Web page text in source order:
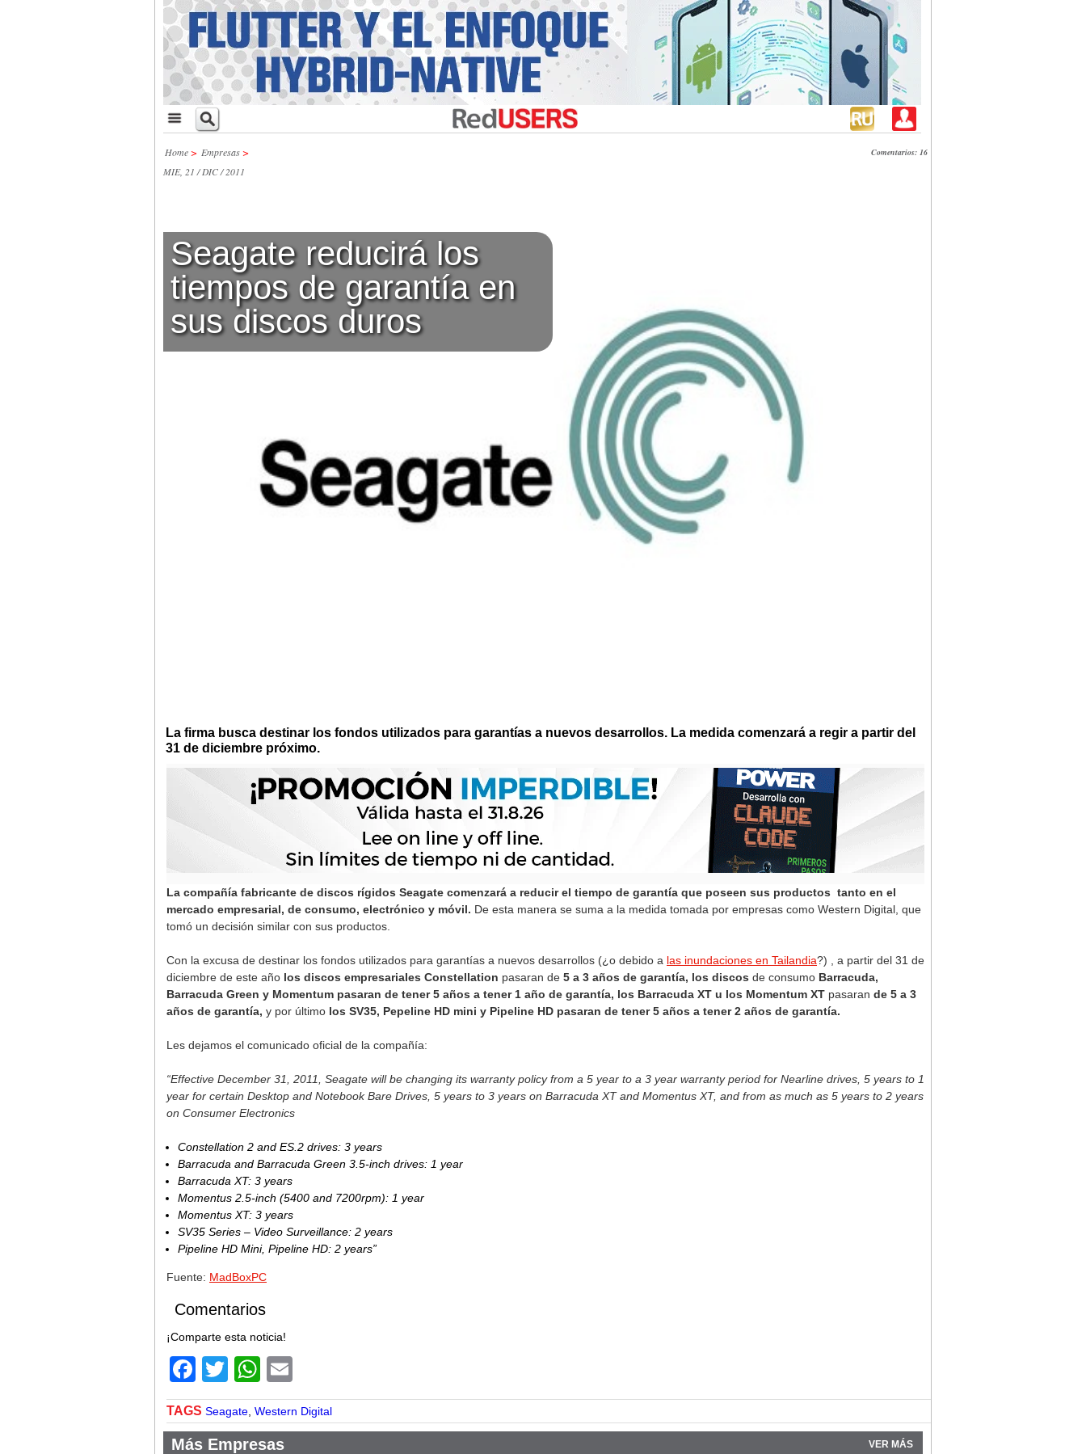
Home> Empresas> Comentarios: 16
MIE, 21 / DIC / 2011
Seagate reducirá los
tiempos de garantía en
sus discos duros
La firma busca destinar los fondos utilizados para garantías a nuevos desarrollos. La medida comenzará a regir a partir del
31 de diciembre próximo.
La compañía fabricante de discos rígidos Seagate comenzará a reducir el tiempo de garantía que poseen sus productos tanto en el
mercado empresarial, de consumo, electrónico y móvil. De esta manera se suma a la medida tomada por empresas como Western Digital, que
tomó un decisión similar con sus productos.
Con la excusa de destinar los fondos utilizados para garantías a nuevos desarrollos (¿o debido a las inundaciones en Tailandia?) , a partir del 31 de
diciembre de este año los discos empresariales Constellation pasaran de 5 a 3 años de garantía, los discos de consumo Barracuda,
Barracuda Green y Momentum pasaran de tener 5 años a tener 1 año de garantía, los Barracuda XT u los Momentum XT pasaran de 5 a 3
años de garantía, y por último los SV35, Pepeline HD mini y Pipeline HD pasaran de tener 5 años a tener 2 años de garantía.
Les dejamos el comunicado oficial de la compañía:
“Effective December 31, 2011, Seagate will be changing its warranty policy from a 5 year to a 3 year warranty period for Nearline drives, 5 years to 1
year for certain Desktop and Notebook Bare Drives, 5 years to 3 years on Barracuda XT and Momentus XT, and from as much as 5 years to 2 years
on Consumer Electronics
Constellation 2 and ES.2 drives: 3 years
Barracuda and Barracuda Green 3.5-inch drives: 1 year
Barracuda XT: 3 years
Momentus 2.5-inch (5400 and 7200rpm): 1 year
Momentus XT: 3 years
SV35 Series – Video Surveillance: 2 years
Pipeline HD Mini, Pipeline HD: 2 years”
Fuente: MadBoxPC
Comentarios
¡Comparte esta noticia!
Facebook
TwitterWhatsApp
TAGS Seagate Western Digital
Más Empresas VER MÁS